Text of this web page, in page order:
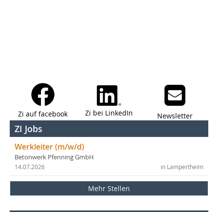
Zi auf facebook Zi bei LinkedIn Newsletter
ZI Jobs
Werkleiter (m/w/d)
Betonwerk Pfenning GmbH
in Lampertheim
14.07.2026
Mehr Stellen